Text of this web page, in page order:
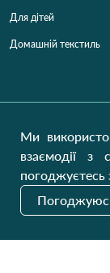
Для дітей
Домашній текстиль
Наші
Ми
взаємодії з
погоджуєтесь